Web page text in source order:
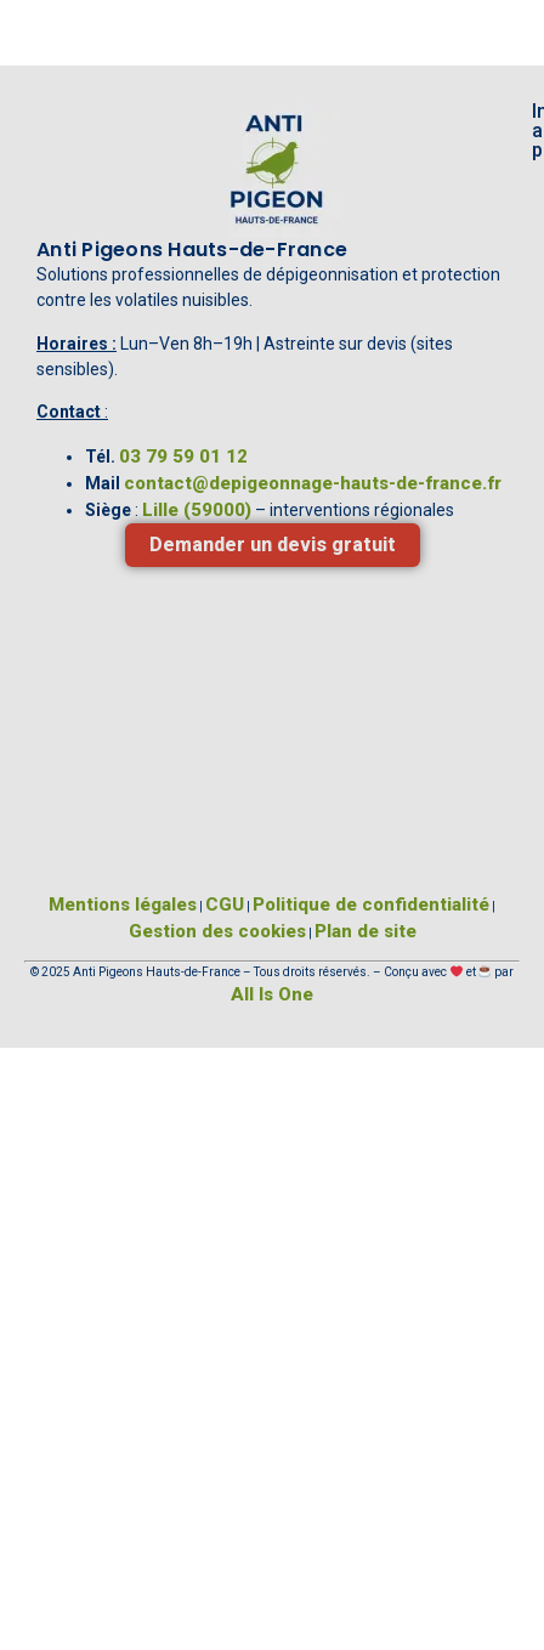
Anti Pigeons Hauts-de-France
Solutions professionnelles de dépigeonnisation et protection
contre les volatiles nuisibles.
Horaires : Lun–Ven 8h–19h | Astreinte sur devis (sites
sensibles).
Contact:
Tél. 03 79 59 01 12
Mail contact@depigeonnage-hauts-de-france.fr
Siège: Lille (59000) – interventions régionales
Demander un devis gratuit
Mentions légales CGU Politique de confidentialité
Gestion des cookies| Plan de site
© 2025 Anti Pigeons Hauts-de-France – Tous droits réservés. – Conçu avec et par
All Is One